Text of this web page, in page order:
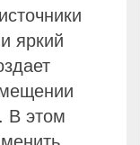
яркий
В этом